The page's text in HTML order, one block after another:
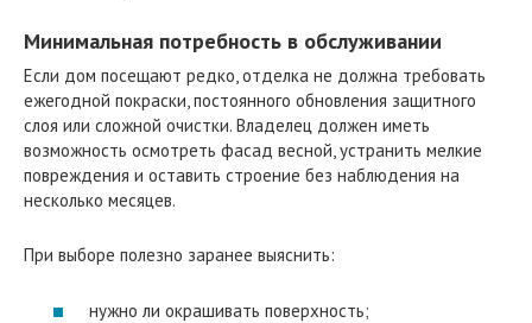
Минимальная потребность в обслуживании
Если дом посещают редко, отделка не должна требовать
ежегодной покраски, постоянного обновления защитного
слоя или сложной очистки. Владелец должен иметь
возможность осмотреть фасад весной, устранить мелкие
повреждения и оставить строение без наблюдения на
несколько месяцев.
При выборе полезно заранее выяснить:
нужно ли окрашивать поверхность;